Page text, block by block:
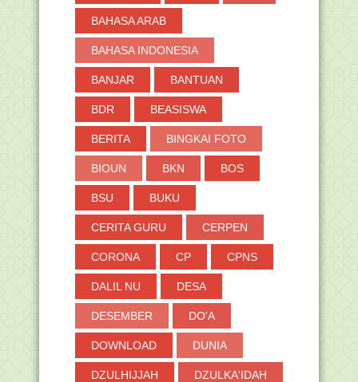
BAHASA ARAB
BAHASA INDONESIA
BANJAR BANTUAN
BDR BEASISWA
BERITA BINGKAI FOTO
BIOUN BKN BOS
BSU BUKU
CERITA GURU CERPEN
CORONA CP CPNS
DALIL NU DESA
DESEMBER DO'A
DOWNLOAD DUNIA
DZULHIJJAH DZULKA'IDAH